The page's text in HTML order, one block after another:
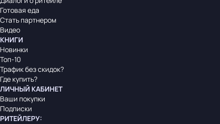
Готовая еда
Стать партнером
Видео
КНИГИ
Новинки
Топ-10
Трафик без скидок?
Где купить?
ЛИЧНЫЙ КАБИНЕТ
Ваши покупки
Подписки
РИТЕЙЛЕРУ: